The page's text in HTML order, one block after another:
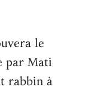
le
par Mati
rabbin à